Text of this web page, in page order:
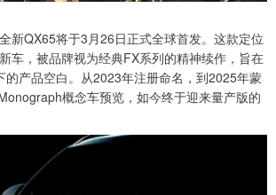
新QX65将于3月26日正式全球首发。这款定位
车，被品牌视为经典FX系列的精神续作，旨在
的产品空白。从2023年注册命名，到2025年蒙
概念车预览，如今终于迎来量产版的